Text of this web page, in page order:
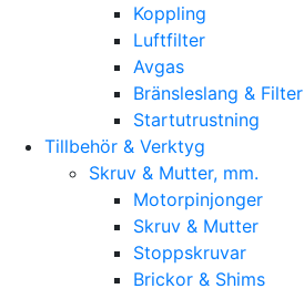
Koppling
Luftfilter
Avgas
Bränsleslang & Filter
Startutrustning
Tillbehör & Verktyg
Skruv & Mutter, mm.
Motorpinjonger
Skruv & Mutter
Stoppskruvar
Brickor & Shims